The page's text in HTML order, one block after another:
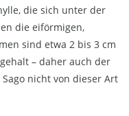
die sich unter der
die eiförmigen,
sind etwa 2 bis 3 cm
– daher auch der
nicht von dieser Art